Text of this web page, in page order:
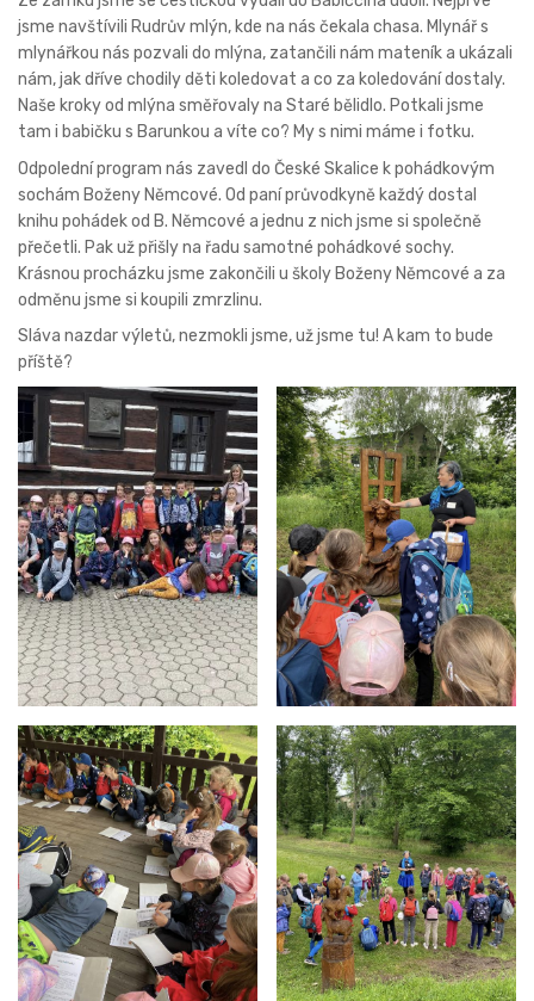
jsme navštívili Rudrův mlýn, kde na nás čekala chasa. Mlynář s
mlynářkou nás pozvali do mlýna, zatančili nám mateník a ukázali
nám, jak dříve chodily děti koledovat a co za koledování dostaly.
Naše kroky od mlýna směřovaly na Staré bělidlo. Potkali jsme
tam i babičku s Barunkou a víte co? My s nimi máme i fotku.
Odpolední program nás zavedl do České Skalice k pohádkovým
sochám Boženy Němcové. Od paní průvodkyně každý dostal
knihu pohádek od B. Němcové a jednu z nich jsme si společně
přečetli. Pak už přišly na řadu samotné pohádkové sochy.
Krásnou procházku jsme zakončili u školy Boženy Němcové a za
odměnu jsme si koupili zmrzlinu.
Sláva nazdar výletů, nezmokli jsme, už jsme tu! A kam to bude
příště?